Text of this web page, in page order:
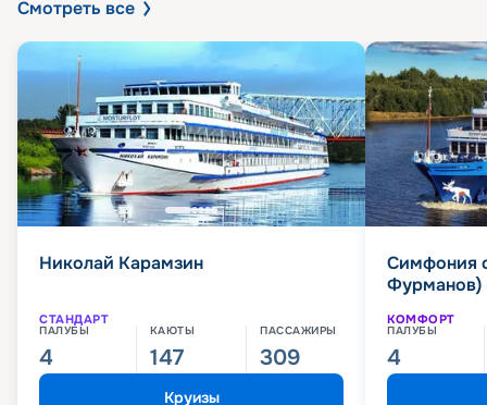
Смотреть все
Николай Карамзин
СТАНДАРТ
ПАЛУБЫ
4
КАЮТЫ
147
ПАССАЖИРЫ
309
Круизы
Симфония
Фурманов)
КОМФОРТ
ПАЛУБЫ
4